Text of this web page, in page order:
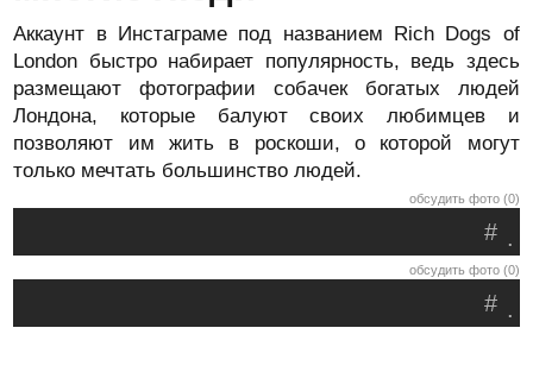
Аккаунт в Инстаграме под названием Rich Dogs of
London быстро набирает популярность, ведь здесь
размещают фотографии собачек богатых людей
Лондона, которые балуют своих любимцев и
позволяют им жить в роскоши, о которой могут
только мечтать большинство людей.
обсудить фото (0)
.
#
обсудить фото (0)
.
#